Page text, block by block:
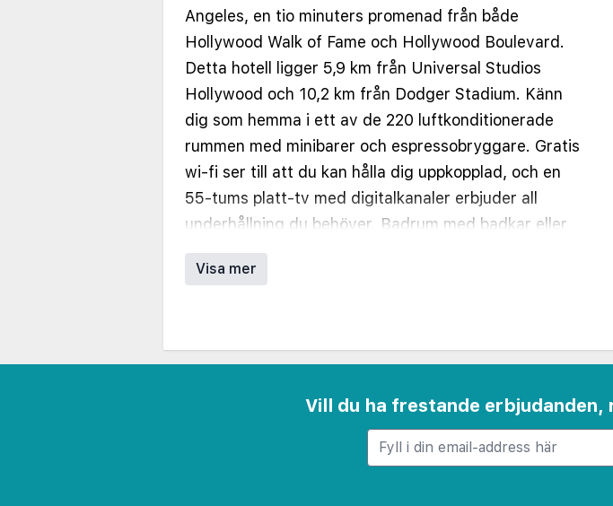
Angeles, en tio minuters promenad från både
Hollywood Walk of Fame och Hollywood Boulevard.
Detta hotell ligger 5,9 km från Universal Studios
Hollywood och 10,2 km från Dodger Stadium. Känn
dig som hemma i ett av de 220 luftkonditionerade
rummen med minibarer och espressobryggare. Gratis
wi-fi ser till att du kan hålla dig uppkopplad, och en
55-tums platt-tv med digitalkanaler erbjuder all
underhållning du behöver. Badrum med badkar eller
dusch, regndusch och lyxtoalettartiklar. På rummet
finns telefon, värdeförvaringsskåp och skrivbord.
Hollywood Boulevard - 0,7 km
Hollywood and Vine - 0,8 km
Hollywood and Highland Center - 1,5 km
Visa mer
Vill du ha frestande